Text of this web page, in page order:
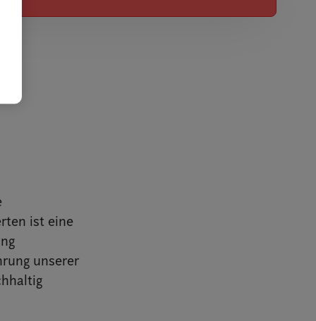
ist eine
unserer